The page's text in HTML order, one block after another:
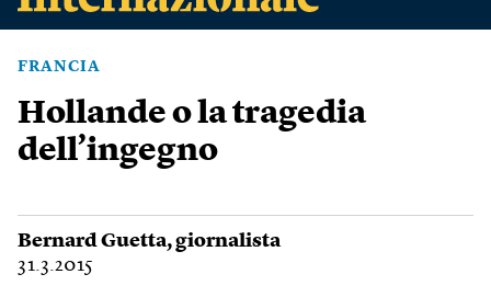
FRANCIA
Hollande o la tragedia
dell’ingegno
Bernard Guetta, giornalista
31.3.2015